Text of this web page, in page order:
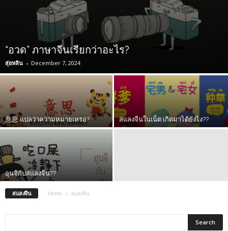
“อวด” ภาษาจีนเรียกว่าอะไร?
สุ่ยหลิน - December 7, 2024
意思 แปลว่าความหมายเหรอ? สแลงจีนในเน็ต เกิดมาได้ยังไง??
อุนจิกับสแลงจีน??
สแลงจีน Home สแลงจีน